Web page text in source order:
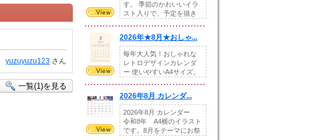
yuzuyuzu123 さん
一覧(1)を見る
す。 季節のかわいいイラ
スト入りで、予定を描き
2026年★8月★おしゃ...
毎年大人気！おしゃれな
レトロデザインカレンダ
ー 使いやすいA4サイズ。
2026年8月 カレンダ...
2026年8月 カレンダー
令和8年 A4横のイラスト
です。8月をテーマにお祭